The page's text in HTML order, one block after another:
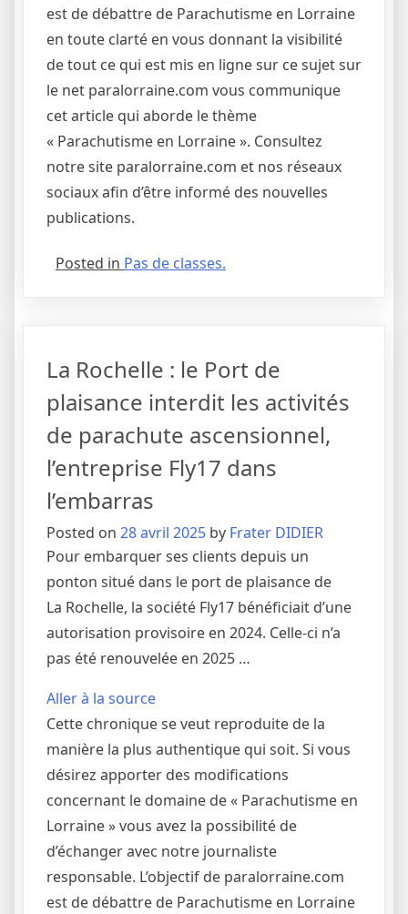
est de débattre de Parachutisme en Lorraine
en toute clarté en vous donnant la visibilité
de tout ce qui est mis en ligne sur ce sujet sur
le net paralorraine.com vous communique
cet article qui aborde le thème
« Parachutisme en Lorraine ». Consultez
notre site paralorraine.com et nos réseaux
sociaux afin d’être informé des nouvelles
publications.
Posted in Pas de classes.
La Rochelle : le Port de
plaisance interdit les activités
de parachute ascensionnel,
l’entreprise Fly17 dans
l’embarras
Posted on 28 avril 2025 by Frater DIDIER
Pour embarquer ses clients depuis un
ponton situé dans le port de plaisance de
La Rochelle, la société Fly17 bénéficiait d’une
autorisation provisoire en 2024. Celle-ci n’a
pas été renouvelée en 2025 …
Aller à la source
Cette chronique se veut reproduite de la
manière la plus authentique qui soit. Si vous
désirez apporter des modifications
concernant le domaine de « Parachutisme en
Lorraine » vous avez la possibilité de
d’échanger avec notre journaliste
responsable. L’objectif de paralorraine.com
est de débattre de Parachutisme en Lorraine